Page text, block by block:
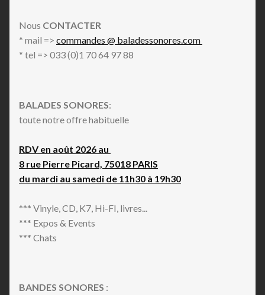
Nous CONTACTER
* mail => commandes @ baladessonores.com
* tel => 033 (0)1 70 64 97 88
BALADES SONORES:
toute notre offre habituelle
RDV en août 2026 au
8 rue Pierre Picard, 75018 PARIS
du mardi au samedi de 11h30 à 19h30
*** Vinyle, CD, K7, Hi-FI, livres...
*** Expos & Events
*** Chats
BANDES SONORES :